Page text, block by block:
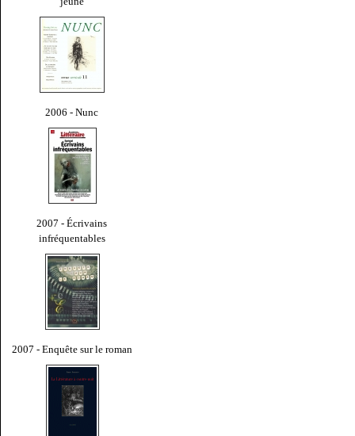
2006 - Nunc
2007 - Écrivains
infréquentables
2007 - Enquête sur le roman